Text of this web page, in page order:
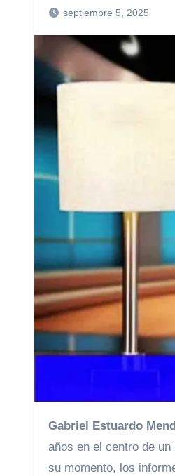
septiembre 5, 2025
Gabriel Estuardo
años en el centro de
su momento, los